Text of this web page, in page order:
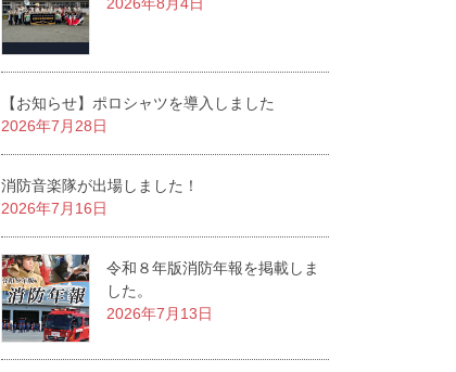
【お知らせ】ポロシャツを導入しました
2026年7月28日
消防音楽隊が出場しました！
2026年7月16日
令和８年版消防年報を掲載しま
した。
2026年7月13日